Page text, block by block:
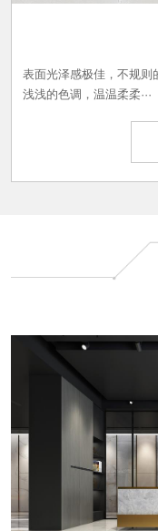
表面光泽感极佳，不规则
浅浅的色调，温温柔柔···